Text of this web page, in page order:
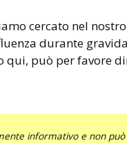
cercato nel
durante
qui, può per favore
informativo e non può